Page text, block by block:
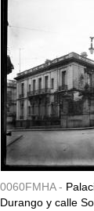
0060FMHA -
Durango y calle